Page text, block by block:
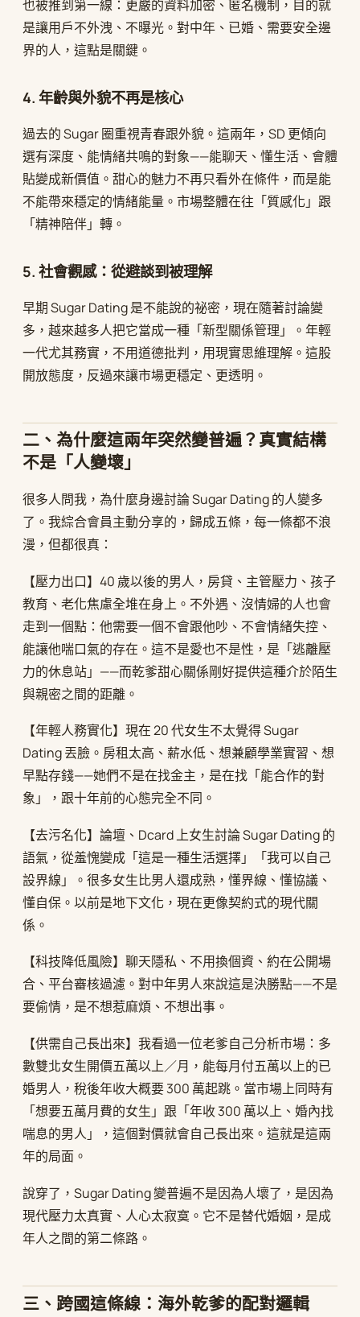
也被推到第一線：更嚴的資料加密、匿名機制，目的就
是讓用戶不外洩、不曝光。對中年、已婚、需要安全邊
界的人，這點是關鍵。
4. 年齡與外貌不再是核心
過去的 Sugar 圈重視青春跟外貌。這兩年，SD 更傾向
選有深度、能情緒共鳴的對象——能聊天、懂生活、會體
貼變成新價值。甜心的魅力不再只看外在條件，而是能
不能帶來穩定的情緒能量。市場整體在往「質感化」跟
「精神陪伴」轉。
5. 社會觀感：從避談到被理解
早期 Sugar Dating 是不能說的祕密，現在隨著討論變
多，越來越多人把它當成一種「新型關係管理」。年輕
一代尤其務實，不用道德批判，用現實思維理解。這股
開放態度，反過來讓市場更穩定、更透明。
二、為什麼這兩年突然變普遍？真實結構
不是「人變壞」
很多人問我，為什麼身邊討論 Sugar Dating 的人變多
了。我綜合會員主動分享的，歸成五條，每一條都不浪
漫，但都很真：
【壓力出口】40 歲以後的男人，房貸、主管壓力、孩子
教育、老化焦慮全堆在身上。不外遇、沒情婦的人也會
走到一個點：他需要一個不會跟他吵、不會情緒失控、
能讓他喘口氣的存在。這不是愛也不是性，是「逃離壓
力的休息站」——而乾爹甜心關係剛好提供這種介於陌生
與親密之間的距離。
【年輕人務實化】現在 20 代女生不太覺得 Sugar
Dating 丟臉。房租太高、薪水低、想兼顧學業實習、想
早點存錢——她們不是在找金主，是在找「能合作的對
象」，跟十年前的心態完全不同。
【去污名化】論壇、Dcard 上女生討論 Sugar Dating 的
語氣，從羞愧變成「這是一種生活選擇」「我可以自己
設界線」。很多女生比男人還成熟，懂界線、懂協議、
懂自保。以前是地下文化，現在更像契約式的現代關
係。
【科技降低風險】聊天隱私、不用換個資、約在公開場
合、平台審核過濾。對中年男人來說這是決勝點——不是
要偷情，是不想惹麻煩、不想出事。
【供需自己長出來】我看過一位老爹自己分析市場：多
數雙北女生開價五萬以上／月，能每月付五萬以上的已
婚男人，稅後年收大概要 300 萬起跳。當市場上同時有
「想要五萬月費的女生」跟「年收 300 萬以上、婚內找
喘息的男人」，這個對價就會自己長出來。這就是這兩
年的局面。
說穿了，Sugar Dating 變普遍不是因為人壞了，是因為
現代壓力太真實、人心太寂寞。它不是替代婚姻，是成
年人之間的第二條路。
三、跨國這條線：海外乾爹的配對邏輯